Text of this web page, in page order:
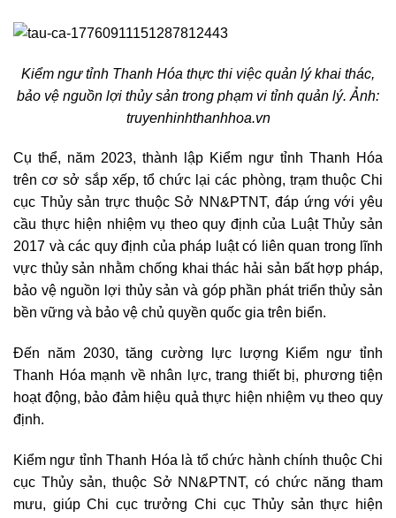
Kiểm ngư tỉnh Thanh Hóa thực thi việc quản lý khai thác,
bảo vệ nguồn lợi thủy sản trong phạm vi tỉnh quản lý. Ảnh:
truyenhinhthanhhoa.vn
Cụ thể, năm 2023, thành lập Kiểm ngư tỉnh Thanh Hóa
trên cơ sở sắp xếp, tổ chức lại các phòng, trạm thuộc Chi
cục Thủy sản trực thuộc Sở NN&PTNT, đáp ứng với yêu
cầu thực hiện nhiệm vụ theo quy định của Luật Thủy sản
2017 và các quy định của pháp luật có liên quan trong lĩnh
vực thủy sản nhằm chống khai thác hải sản bất hợp pháp,
bảo vệ nguồn lợi thủy sản và góp phần phát triển thủy sản
bền vững và bảo vệ chủ quyền quốc gia trên biển.
Đến năm 2030, tăng cường lực lượng Kiểm ngư tỉnh
Thanh Hóa mạnh về nhân lực, trang thiết bị, phương tiện
hoạt động, bảo đảm hiệu quả thực hiện nhiệm vụ theo quy
định.
Kiểm ngư tỉnh Thanh Hóa là tổ chức hành chính thuộc Chi
cục Thủy sản, thuộc Sở NN&PTNT, có chức năng tham
mưu, giúp Chi cục trưởng Chi cục Thủy sản thực hiện